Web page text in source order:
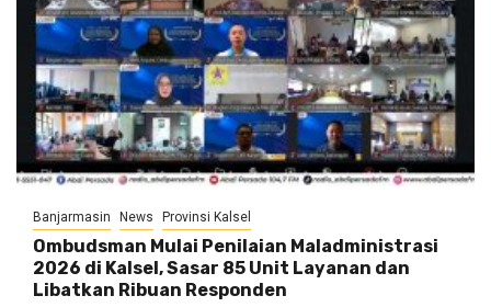
Banjarmasin News Provinsi Kalsel
Ombudsman Mulai Penilaian Maladministrasi
2026 di Kalsel, Sasar 85 Unit Layanan dan
Libatkan Ribuan Responden